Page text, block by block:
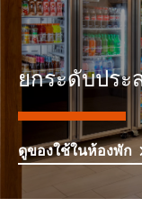
ยกระดับปร
ดูของใช้ในห้องพัก